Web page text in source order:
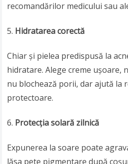
recomandărilor medicului sau
Hidratarea corectă
Chiar și pielea predispusă la
hidratare. Alege creme ușoare,
nu blochează porii, dar ajută la
protectoare.
Protecția solară zilnică
Expunerea la soare poate
lăsa pete pigmentare după